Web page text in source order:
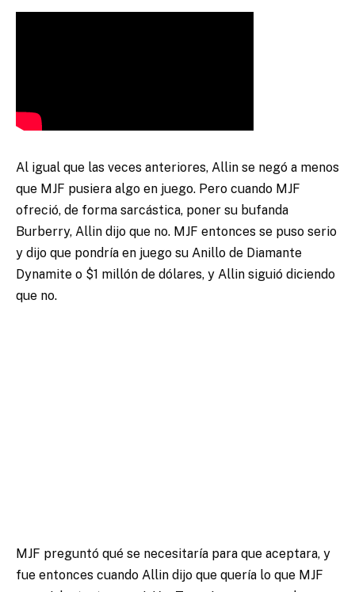
Al igual que las veces anteriores, Allin se negó a menos
que MJF pusiera algo en juego. Pero cuando MJF
ofreció, de forma sarcástica, poner su bufanda
Burberry, Allin dijo que no. MJF entonces se puso serio
y dijo que pondría en juego su Anillo de Diamante
Dynamite o $1 millón de dólares, y Allin siguió diciendo
que no.
MJF preguntó qué se necesitaría para que aceptara, y
fue entonces cuando Allin dijo que quería lo que MJF